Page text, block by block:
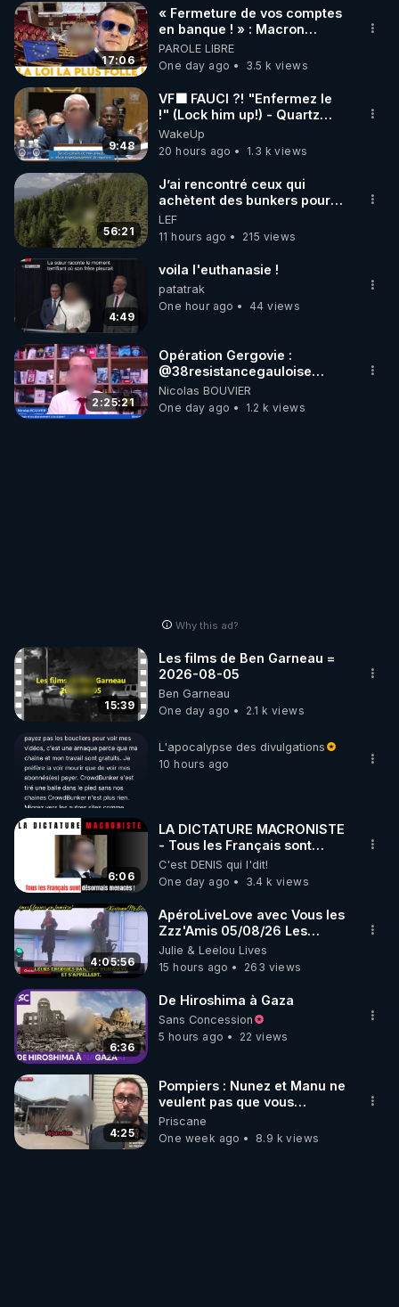
17:06
« Fermeture de vos comptes
en banque ! » : Macron
impose une loi folle !
PAROLE LIBRE
One day ago
3.5 k views
9:48
VF🟩 FAUCI ?! "Enfermez le
!" (Lock him up!) - Quartz
Traduction
WakeUp
20 hours ago
1.3 k views
56:21
J’ai rencontré ceux qui
achètent des bunkers pour
survivre à la fin du monde
LEF
11 hours ago
215 views
4:49
voila l'euthanasie !
patatrak
One hour ago
44 views
2:25:21
Opération Gergovie :
‪@38resistancegauloise‬
‪@MarionSigautOfficiel‬
‪@gladysriifard5710‬ Laëtitia
Nicolas BOUVIER
One day ago
1.2 k views
Why this ad?
15:39
Les films de Ben Garneau =
2026-08-05
Ben Garneau
One day ago
2.1 k views
L'apocalypse des divulgations
10 hours ago
6:06
LA DICTATURE MACRONISTE
- Tous les Français sont
désormais menacés !
C'est DENIS qui l'dit!
One day ago
3.4 k views
4:05:56
ApéroLiveLove avec Vous les
Zzz'Amis 05/08/26 Les
Zzz'Infos Bonheur de Leelou
Julie & Leelou Lives
15 hours ago
263 views
6:36
De Hiroshima à Gaza
Sans Concession
5 hours ago
22 views
4:25
Pompiers : Nunez et Manu ne
veulent pas que vous
entendiez ça ! On se fout de
nous !? 25/07/2026
Priscane
One week ago
8.9 k views